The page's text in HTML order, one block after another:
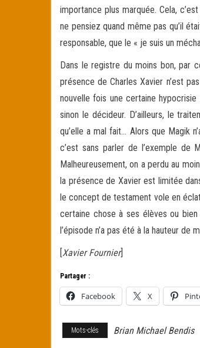
importance plus marquée. Cela,
ne pensiez quand même pas qu’il
responsable, que le « je suis un
Dans le registre du moins bon, par
présence de Charles Xavier n’est
nouvelle fois une certaine
sinon le décideur. D’ailleurs, le
qu’elle a mal fait… Alors que Magik
c’est sans parler de l’exemple de
Malheureusement, on a perdu au
la présence de Xavier est limitée
le concept de testament vole en
certaine chose à ses élèves ou
l’épisode n’a pas été à la hauteur de
[Xavier Fournier]
Partager :
Facebook X
Mots-clés Brian Michael Bendis